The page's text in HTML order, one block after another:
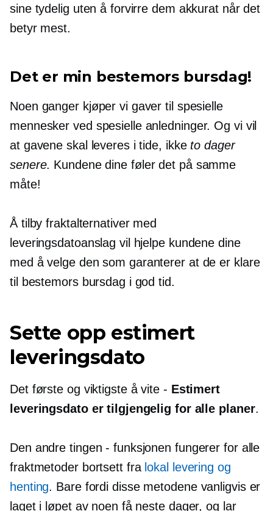
sine tydelig uten å forvirre dem akkurat når det
betyr mest.
Det er min bestemors bursdag!
Noen ganger kjøper vi gaver til spesielle
mennesker ved spesielle anledninger. Og vi vil
at gavene skal leveres i tide, ikke to dager
senere. Kundene dine føler det på samme
måte!
Å tilby fraktalternativer med
leveringsdatoanslag vil hjelpe kundene dine
med å velge den som garanterer at de er klare
til bestemors bursdag i god tid.
Sette opp estimert
leveringsdato
Det første og viktigste å vite - Estimert
leveringsdato er tilgjengelig for alle planer.
Den andre tingen - funksjonen fungerer for alle
fraktmetoder bortsett fra lokal levering og
henting. Bare fordi disse metodene vanligvis er
laget i løpet av noen få neste dager, og lar